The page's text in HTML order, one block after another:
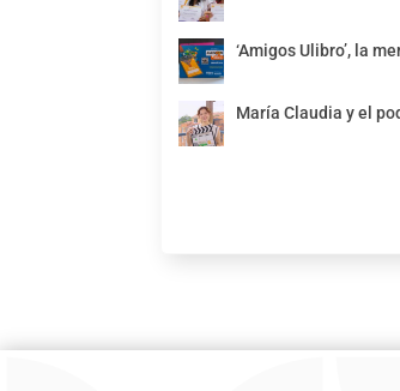
‘Amigos Ulibro’, la
María Claudia y el